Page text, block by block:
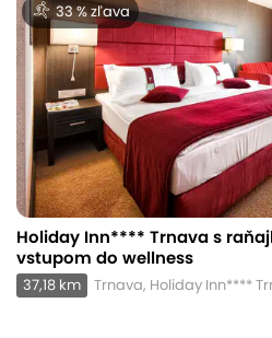
33 % zľava
Holiday Inn**** Trnava s
vstupom do wellness
37,18 km Trnava, Holiday Inn****